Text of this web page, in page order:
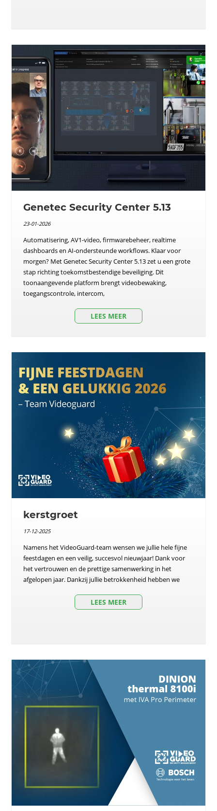
Genetec Security Center 5.13
23-01-2026
Automatisering, AV1-video, firmwarebeheer, realtime
dashboards en AI-ondersteunde workflows. Klaar voor
morgen? Met Genetec Security Center 5.13 zet u een grote
stap richting toekomstbestendige beveiliging. Dit
toonaangevende platform brengt videobewaking,
toegangscontrole, intercom,
LEES MEER
kerstgroet
17-12-2025
Namens het VideoGuard-team wensen we jullie hele fijne
feestdagen en een veilig, succesvol nieuwjaar! Dank voor
het vertrouwen en de prettige samenwerking in het
afgelopen jaar. Dankzij jullie betrokkenheid hebben we
LEES MEER